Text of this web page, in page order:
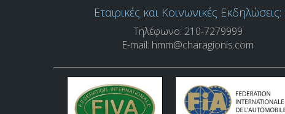
Εταιρικές και Κοινωνικές Εκδηλώσεις:
Τηλέφωνο: 210-7279999
E-mail: hmm@charagionis.com